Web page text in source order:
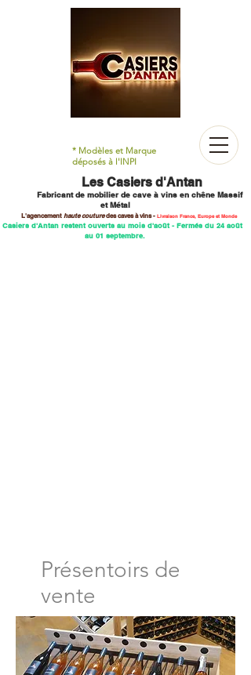
Les Casiers d'Antan
Fabricant de mobilierde cave à vins en chêne Massif
et Métal
L'agencement haute couturedes cavesà vins - Livraison France, Europe et Monde
Casiers d'Antan restent ouverts au mois d'août - Fermés du 24 août
au 01 septembre.
* Modèles et Marque
déposés à l'INPI
Présentoirs de
vente